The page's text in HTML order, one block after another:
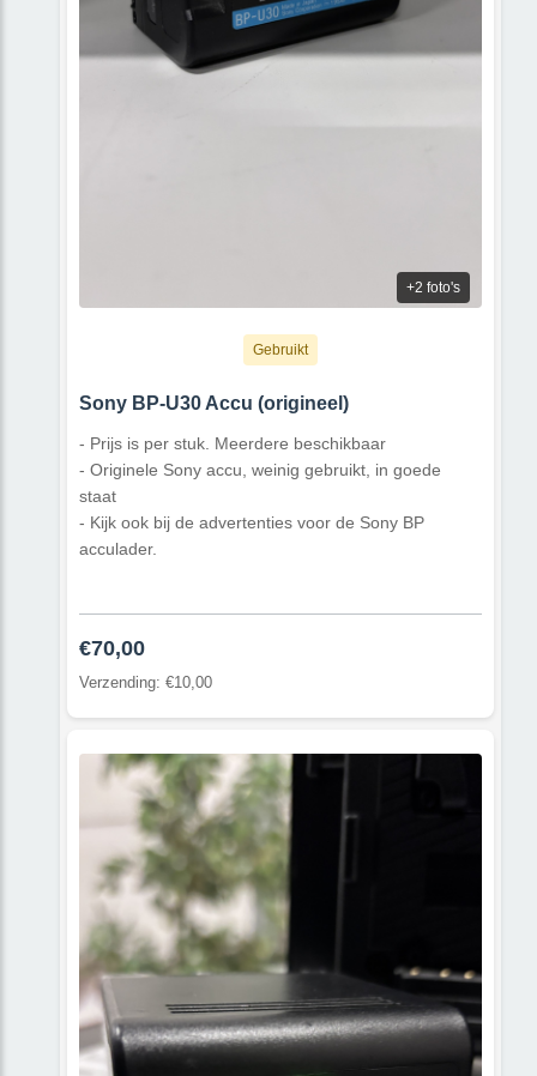
+2 foto's
Gebruikt
Sony BP-U30 Accu (origineel)
- Prijs is per stuk. Meerdere beschikbaar
- Originele Sony accu, weinig gebruikt, in goede
staat
- Kijk ook bij de advertenties voor de Sony BP
acculader.
€70,00
Verzending: €10,00